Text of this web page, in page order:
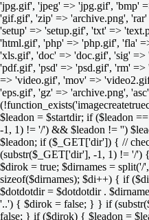
'jpg.gif', 'jpeg' => 'jpg.gif', 'bmp'
'gif.gif', 'zip' => 'archive.png',
'setup' => 'setup.gif', 'txt' =>
'html.gif', 'php' => 'php.gif', 'fla'
'xls.gif', 'doc' => 'doc.gif', 'sig'
'pdf.gif', 'psd' => 'psd.gif', 'rm'
=> 'video.gif', 'mov' =>
'eps.gif', 'gz' => 'archive.png',
$leadon = $startdir; if ($leadon
-1, 1) != '/') && $leadon != '')
$leadon; if ($_GET['dir']) { //
(substr($_GET['dir'], -1, 1) != '/
$dirok = true; $dirnames =
sizeof($dirnames); $di++) { if
$dotdotdir = $dotdotdir .
'..') { $dirok = false; } } if
false; } if ($dirok) { $leadon =